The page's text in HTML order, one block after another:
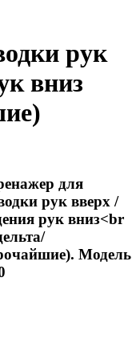
рук
вниз